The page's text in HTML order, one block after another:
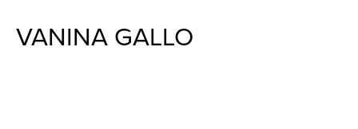
VANINA GALLO